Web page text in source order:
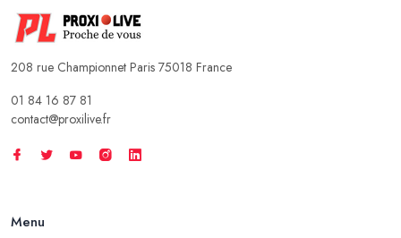
208 rue Championnet Paris 75018 France
01 84 16 87 81
contact@proxilive.fr
Menu